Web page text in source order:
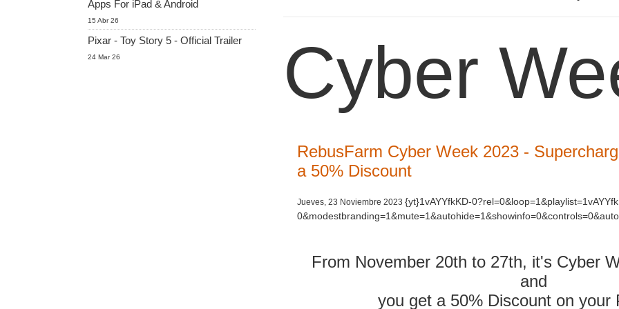
Cyber
RebusFarm Cyber Week 2023 -
a 50% Discount
Jueves, 23 Noviembre 2023 {yt}1vAYYfkKD-
From November 20th to 27th, it's Cyber
and
you get a 50% Discount on your
Apps For iPad & Android
15 Abr 26
Pixar - Toy Story 5 - Official Trailer
24 Mar 26